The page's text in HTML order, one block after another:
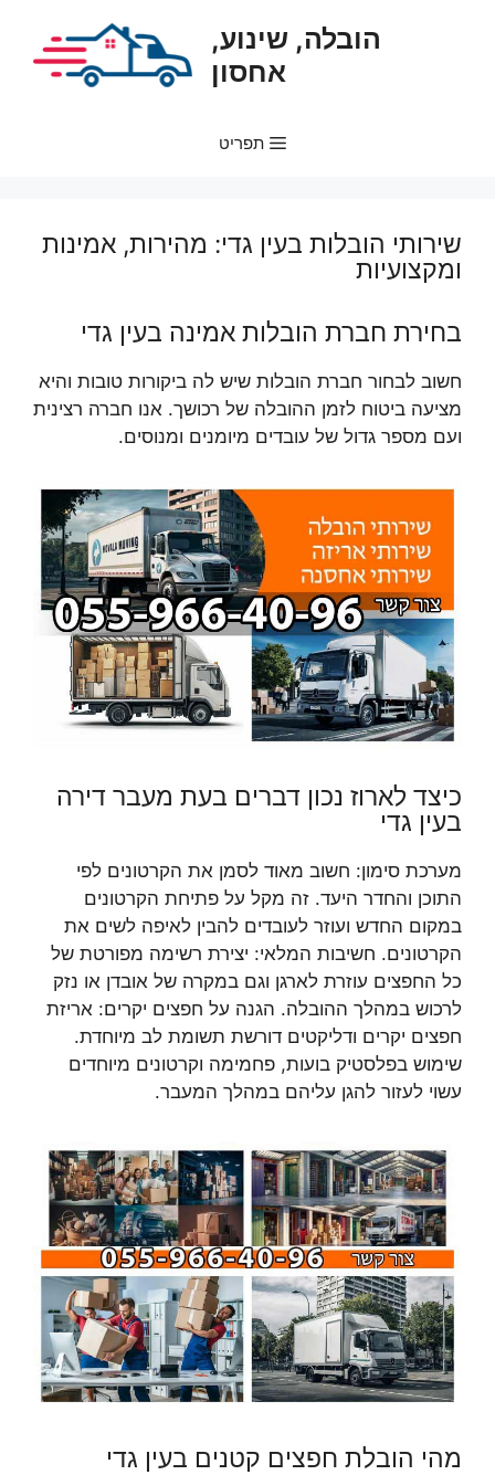
הובלה, שינוע,
אחסון
תפריט
שירותי הובלות בעין גדי: מהירות, אמינות
ומקצועיות
בחירת חברת הובלות אמינה בעין גדי
חשוב לבחור חברת הובלות שיש לה ביקורות טובות והיא
מציעה ביטוח לזמן ההובלה של רכושך. אנו חברה רצינית
ועם מספר גדול של עובדים מיומנים ומנוסים.
כיצד לארוז נכון דברים בעת מעבר דירה
בעין גדי
מערכת סימון: חשוב מאוד לסמן את הקרטונים לפי
התוכן והחדר היעד. זה מקל על פתיחת הקרטונים
במקום החדש ועוזר לעובדים להבין לאיפה לשים את
הקרטונים. חשיבות המלאי: יצירת רשימה מפורטת של
כל החפצים עוזרת לארגן וגם במקרה של אובדן או נזק
לרכוש במהלך ההובלה. הגנה על חפצים יקרים: אריזת
חפצים יקרים ודליקטים דורשת תשומת לב מיוחדת.
שימוש בפלסטיק בועות, פחמימה וקרטונים מיוחדים
עשוי לעזור להגן עליהם במהלך המעבר.
מהי הובלת חפצים קטנים בעין גדי